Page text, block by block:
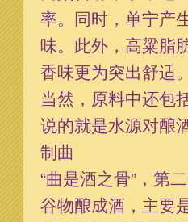
率。同时，单宁产
味。此外，高粱脂
香味更为突出舒适
当然，原料中还包
说的就是水源对酿
制曲
“曲是酒之骨”，第
谷物酿成酒，主要